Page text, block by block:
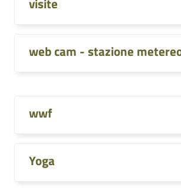
web cam - stazione
wwf
Yoga